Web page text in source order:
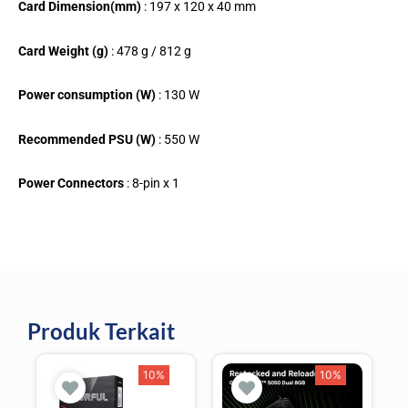
Card Dimension(mm) : 197 x 120 x 40 mm
Card Weight (g) : 478 g / 812 g
Power consumption (W) : 130 W
Recommended PSU (W) : 550 W
Power Connectors : 8-pin x 1
Produk Terkait
10% 10%